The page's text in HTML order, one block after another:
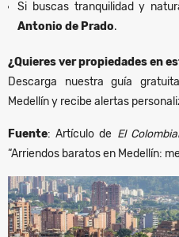
Si buscas tranquilidad y
Antonio de Prado.
¿Quieres ver propiedades en
Descarga nuestra guía
Medellín y recibe alertas
Fuente: Artículo de El
“Arriendos baratos en Medellín: